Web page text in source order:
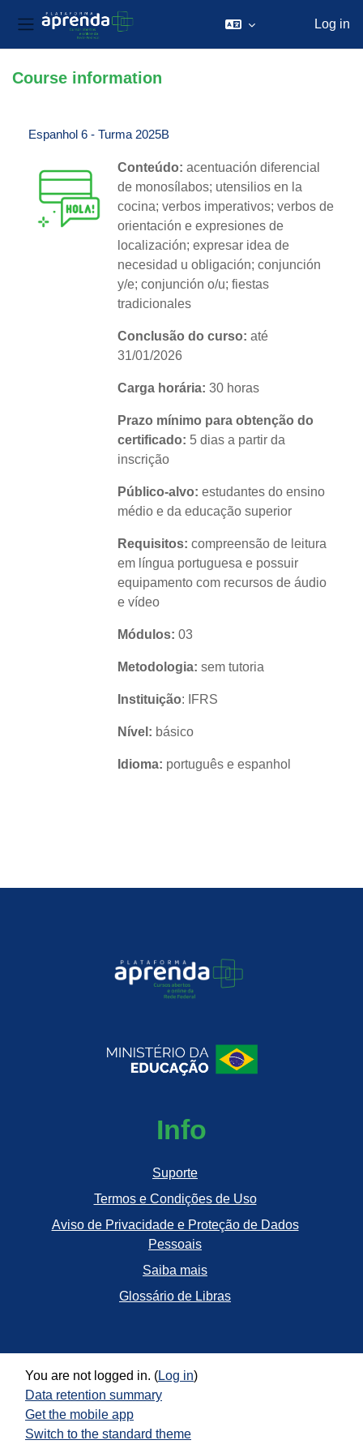
Side panel
Log in
Course information
Espanhol 6 - Turma 2025B
Conteúdo: acentuación diferencial
de monosílabos; utensilios en la
cocina; verbos imperativos; verbos de
orientación e expresiones de
localización; expresar idea de
necesidad u obligación; conjunción
y/e; conjunción o/u; fiestas
tradicionales
Conclusão do curso: até
31/01/2026
Carga horária: 30 horas
Prazo mínimo para obtenção do
certificado: 5 dias a partir da
inscrição
Público-alvo: estudantes do ensino
médio e da educação superior
Requisitos: compreensão de leitura
em língua portuguesa e possuir
equipamento com recursos de áudio
e vídeo
Módulos: 03
Metodologia: sem tutoria
Instituição: IFRS
Nível: básico
Idioma: português e espanhol
Info
Suporte
Termos e Condições de Uso
Aviso de Privacidade e Proteção de Dados
Pessoais
Saiba mais
Glossário de Libras
You are not logged in. (Log in)
Data retention summary
Get the mobile app
Switch to the standard theme